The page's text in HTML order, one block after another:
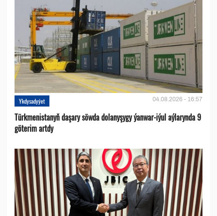
Ykdysadyýet 04.08.2026 - 16:57
Türkmenistanyň daşary söwda dolanyşygy ýanwar-iýul aýlarynda 9
göterim artdy